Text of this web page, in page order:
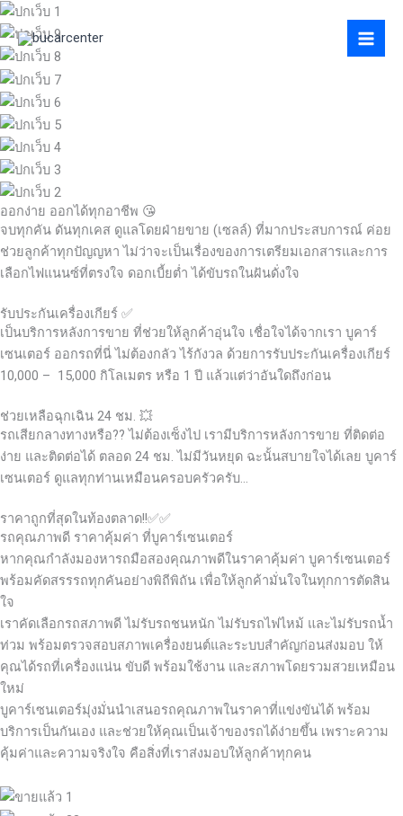
Skip
to
content
ออกง่าย ออกได้ทุกอาชีพ 😘
จบทุกคัน ดันทุกเคส ดูแลโดยฝ่ายขาย (เซลล์) ที่มากประสบการณ์ ค่อย
ช่วยลูกค้าทุกปัญญหา ไม่ว่าจะเป็นเรื่องของการเตรียมเอกสารและการ
เลือกไฟแนนซ์ที่ตรงใจ ดอกเบี้ยต่ำ ได้ขับรถในฝันดั่งใจ
รับประกันเครื่องเกียร์ ✅
เป็นบริการหลังการขาย ที่ช่วยให้ลูกค้าอุ่นใจ เชื่อใจได้จากเรา บูคาร์
เซนเตอร์ ออกรถที่นี่ ไม่ต้องกลัว ไร้กังวล ด้วยการรับประกันเครื่องเกียร์
10,000 – 15,000 กิโลเมตร หรือ 1 ปี แล้วแต่ว่าอันใดถึงก่อน
ช่วยเหลือฉุกเฉิน 24 ชม. 💥
รถเสียกลางทางหรือ?? ไม่ต้องเซ็งไป เรามีบริการหลังการขาย ที่ติดต่อ
ง่าย และติดต่อได้ ตลอด 24 ชม. ไม่มีวันหยุด ฉะนั้นสบายใจได้เลย บูคาร์
เซนเตอร์ ดูแลทุกท่านเหมือนครอบครัวครับ…
ราคาถูกที่สุดในท้องตลาด!!✅✅
รถคุณภาพดี ราคาคุ้มค่า ที่บูคาร์เซนเตอร์
หากคุณกำลังมองหารถมือสองคุณภาพดีในราคาคุ้มค่า บูคาร์เซนเตอร์
พร้อมคัดสรรรถทุกคันอย่างพิถีพิถัน เพื่อให้ลูกค้ามั่นใจในทุกการตัดสิน
ใจ
เราคัดเลือกรถสภาพดี ไม่รับรถชนหนัก ไม่รับรถไฟไหม้ และไม่รับรถน้ำ
ท่วม พร้อมตรวจสอบสภาพเครื่องยนต์และระบบสำคัญก่อนส่งมอบ ให้
คุณได้รถที่เครื่องแน่น ขับดี พร้อมใช้งาน และสภาพโดยรวมสวยเหมือน
ใหม่
บูคาร์เซนเตอร์มุ่งมั่นนำเสนอรถคุณภาพในราคาที่แข่งขันได้ พร้อม
บริการเป็นกันเอง และช่วยให้คุณเป็นเจ้าของรถได้ง่ายขึ้น เพราะความ
คุ้มค่าและความจริงใจ คือสิ่งที่เราส่งมอบให้ลูกค้าทุกคน